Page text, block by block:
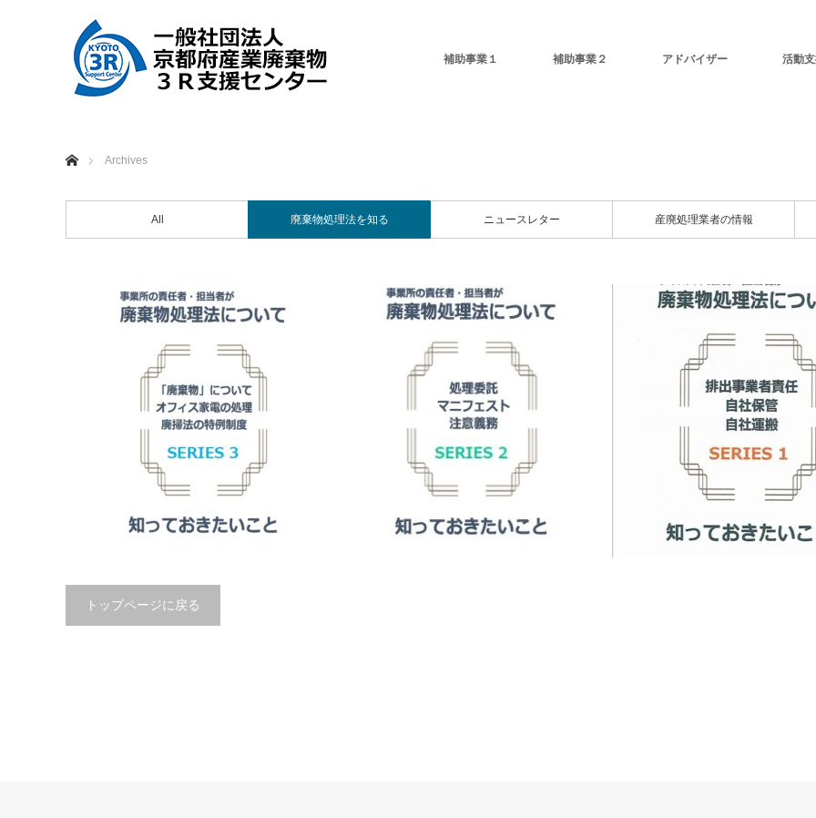
補助事業１ 補助事業２ アドバイザー 活動
Archives
All 廃棄物処理法を知る ニュースレター 産廃処理業者の情報
トップページに戻る